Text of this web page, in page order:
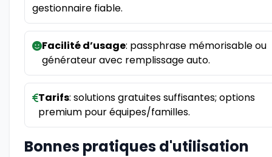
gestionnaire fiable.
Facilité d’usage: passphrase mémorisable ou
générateur avec remplissage auto.
Tarifs: solutions gratuites suffisantes; options
premium pour équipes/familles.
Bonnes pratiques d'utilisation